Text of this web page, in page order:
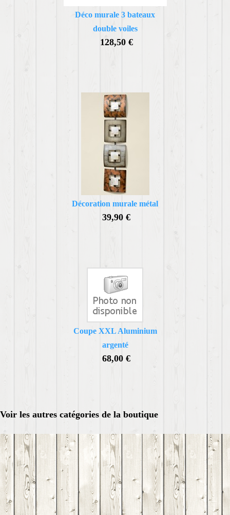
Déco murale 3 bateaux
double voiles
128,50 €
Décoration murale métal
39,90 €
Coupe XXL Aluminium
argenté
68,00 €
Voir les autres catégories de la boutique